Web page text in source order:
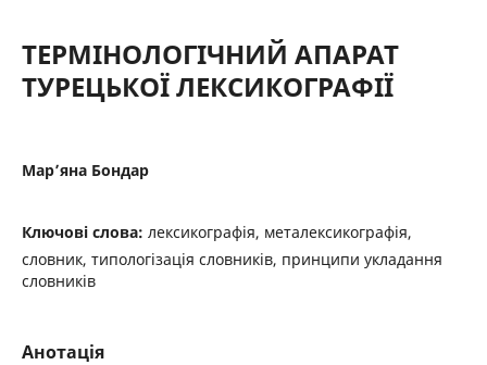
ТЕРМІНОЛОГІЧНИЙ АПАРАТ
ТУРЕЦЬКОЇ ЛЕКСИКОГРАФІЇ
Мар’яна Бондар
Ключові слова: лексикографія, металексикографія,
словник, типологізація словників, принципи укладання
словників
Анотація